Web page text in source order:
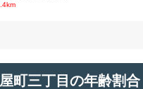
町三丁目の年齢割合